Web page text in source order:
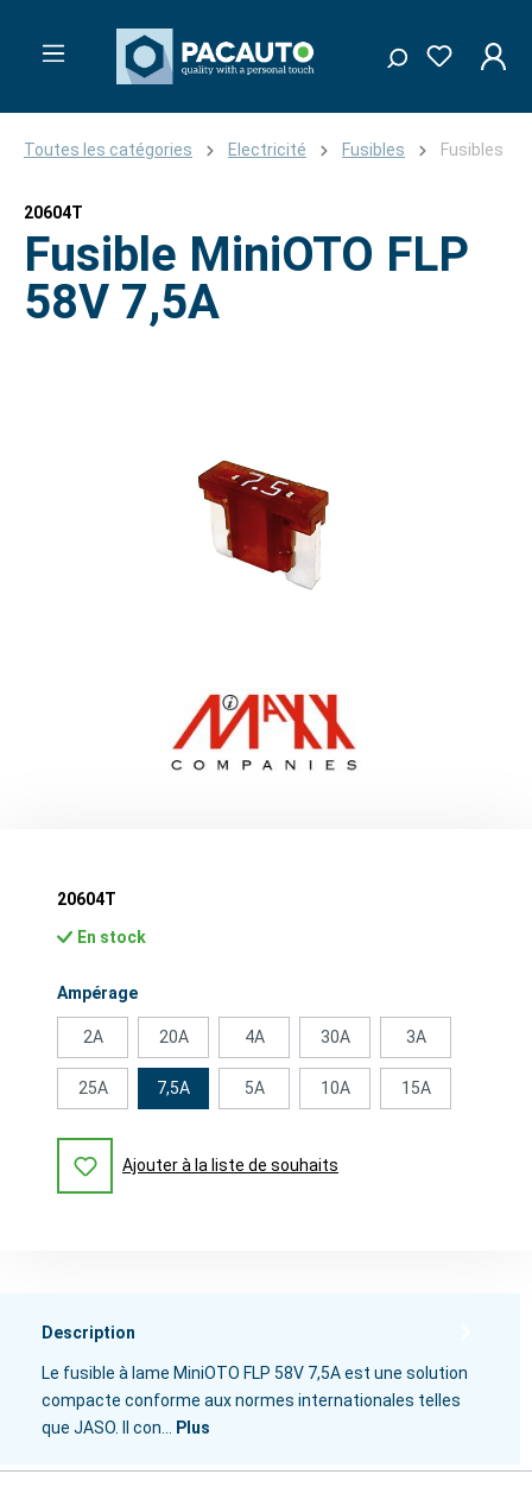
Toutes les catégories Electricité Fusibles Fusibles
20604T
Fusible MiniOTO FLP
58V 7,5A
20604T
En stock
Sélectionnez
Ampérage
2A 20A 4A 30A 3A
25A 7,5A 5A 10A 15A
Ajouter à la liste de souhaits
Description
Le fusible à lame MiniOTO FLP 58V 7,5A est une solution
compacte conforme aux normes internationales telles
que JASO. Il con…
Plus